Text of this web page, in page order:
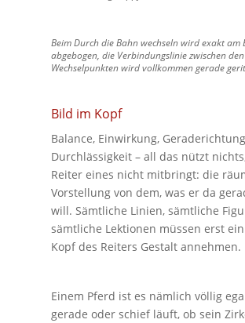
Beim Durch die Bahn wechseln wird exakt am
abgebogen, die Verbindungslinie zwischen den
Wechselpunkten wird vollkommen gerade
Bild im Kopf
Balance, Einwirkung,
Durchlässigkeit – all das nützt
Reiter eines nicht mitbringt: die
Vorstellung von dem, was er da
will. Sämtliche Linien, sämtliche
sämtliche Lektionen müssen erst
Kopf des Reiters Gestalt annehmen.
Einem Pferd ist es nämlich völlig
gerade oder schief läuft, ob sein